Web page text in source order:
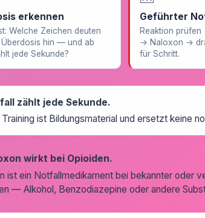
erkennen
Welche Zeichen deuten
hin — und ab
jede Sekunde?
Geführter
Reaktion
→ Naloxon →
für Schritt.
zählt jede Sekunde.
ist Bildungsmaterial und ersetzt keine
wirkt bei Opioiden.
ist ein Notfallmedikament bei bekannter oder
— Alkohol, Benzodiazepine oder andere